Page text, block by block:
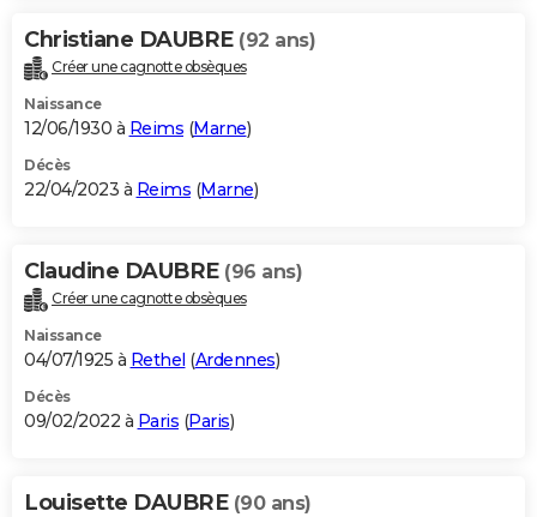
Bricolage
Lifestyle
Culture
Sport
Auto
Television
Voyage
Cinema
Christiane DAUBRE (92 ans)
Créer une cagnotte obsèques
Naissance
12/06/1930 à Reims (Marne)
Décès
22/04/2023 à Reims (Marne)
Claudine DAUBRE (96 ans)
Créer une cagnotte obsèques
Naissance
04/07/1925 à Rethel (Ardennes)
Décès
09/02/2022 à Paris (Paris)
Louisette DAUBRE (90 ans)